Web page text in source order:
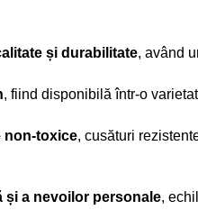
și durabilitate, având
, fiind disponibilă într-o
non-toxice, cusături
și a nevoilor personale,